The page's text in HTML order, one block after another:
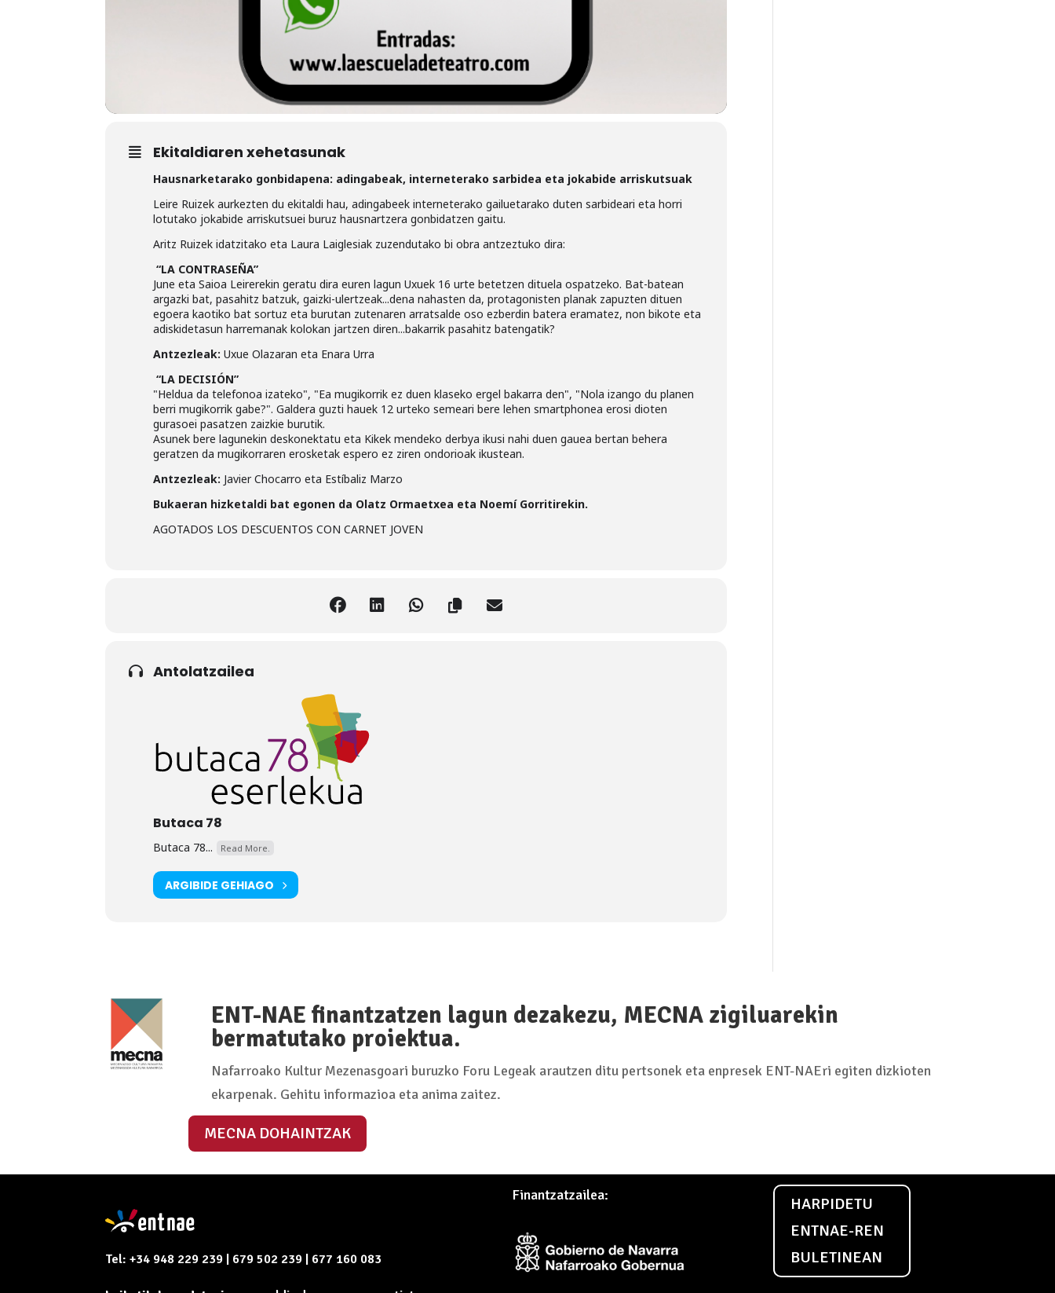
Ekitaldiaren xehetasunak
Hausnarketarako gonbidapena: adingabeak, interneterako sarbidea eta jokabide arriskutsuak
Leire Ruizek aurkezten du ekitaldi hau, adingabeek interneterako gailuetarako duten sarbideari eta horri
lotutako jokabide arriskutsuei buruz hausnartzera gonbidatzen gaitu.
Aritz Ruizek idatzitako eta Laura Laiglesiak zuzendutako bi obra antzeztuko dira:
“LA CONTRASEÑA”
June eta Saioa Leirerekin geratu dira euren lagun Uxuek 16 urte betetzen dituela ospatzeko. Bat-batean
argazki bat, pasahitz batzuk, gaizki-ulertzeak...dena nahasten da, protagonisten planak zapuzten dituen
egoera kaotiko bat sortuz eta burutan zutenaren arratsalde oso ezberdin batera eramatez, non bikote eta
adiskidetasun harremanak kolokan jartzen diren...bakarrik pasahitz batengatik?
Antzezleak: Uxue Olazaran eta Enara Urra
“LA DECISIÓN”
"Heldua da telefonoa izateko", "Ea mugikorrik ez duen klaseko ergel bakarra den", "Nola izango du planen
berri mugikorrik gabe?". Galdera guzti hauek 12 urteko semeari bere lehen smartphonea erosi dioten
gurasoei pasatzen zaizkie burutik.
Asunek bere lagunekin deskonektatu eta Kikek mendeko derbya ikusi nahi duen gauea bertan behera
geratzen da mugikorraren erosketak espero ez ziren ondorioak ikustean.
Antzezleak: Javier Chocarro eta Estíbaliz Marzo
Bukaeran hizketaldi bat egonen da Olatz Ormaetxea eta Noemí Gorritirekin.
AGOTADOS LOS DESCUENTOS CON CARNET JOVEN
Antolatzailea
Butaca 78
Butaca 78... Read More.
ARGIBIDE GEHIAGO
ENT-NAE finantzatzen lagun dezakezu, MECNA zigiluarekin
bermatutako proiektua.
Nafarroako Kultur Mezenasgoari buruzko Foru Legeak arautzen ditu pertsonek eta enpresek ENT-NAEri egiten dizkioten
ekarpenak. Gehitu informazioa eta anima zaitez.
MECNA DOHAINTZAK
Tel: +34 948 229 239 | 679 502 239 | 677 160 083
Finantzatzailea:
HARPIDETU
ENTNAE-REN
BULETINEAN